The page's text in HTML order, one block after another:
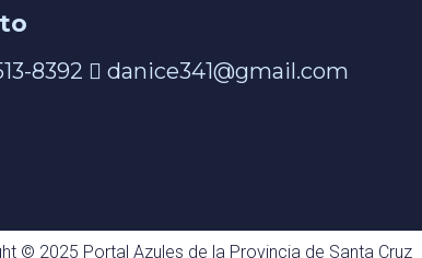
8392 danice341@gmail.com
© 2025 Portal Azules de la Provincia de Santa Cruz